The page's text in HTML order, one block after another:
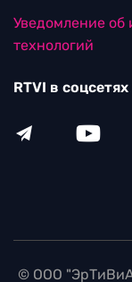
Уведомление об
технологий
RTVI в соцсетях
© ООО